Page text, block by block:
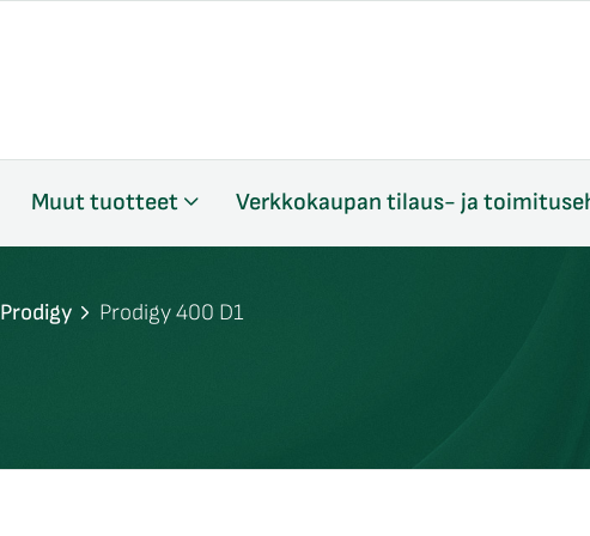
Muut tuotteet Verkkokaupan tilaus- ja
Prodigy Prodigy 400 D1